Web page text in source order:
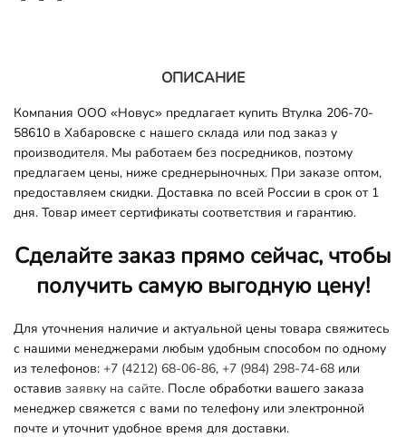
ОПИСАНИЕ
Компания ООО «Новус» предлагает купить Втулка 206-70-
58610 в Хабаровске с нашего склада или под заказ у
производителя. Мы работаем без посредников, поэтому
предлагаем цены, ниже среднерыночных. При заказе оптом,
предоставляем скидки. Доставка по всей России в срок от 1
дня. Товар имеет сертификаты соответствия и гарантию.
Сделайте заказ прямо сейчас, чтобы
получить самую выгодную цену!
Для уточнения наличие и актуальной цены товара свяжитесь
с нашими менеджерами любым удобным способом по одному
из телефонов: +7 (4212) 68-06-86, +7 (984) 298-74-68 или
оставив заявку на сайте. После обработки вашего заказа
менеджер свяжется с вами по телефону или электронной
почте и уточнит удобное время для доставки.